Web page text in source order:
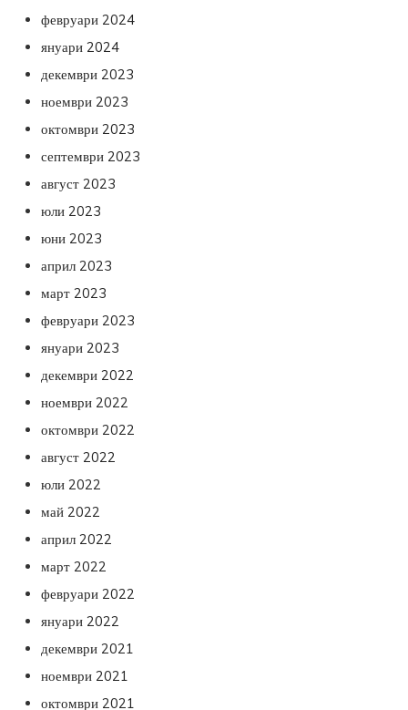
февруари 2024
януари 2024
декември 2023
ноември 2023
октомври 2023
септември 2023
август 2023
юли 2023
юни 2023
април 2023
март 2023
февруари 2023
януари 2023
декември 2022
ноември 2022
октомври 2022
август 2022
юли 2022
май 2022
април 2022
март 2022
февруари 2022
януари 2022
декември 2021
ноември 2021
октомври 2021